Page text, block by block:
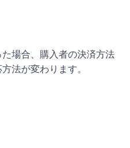
場合、購入者の決済方法
法が変わります。